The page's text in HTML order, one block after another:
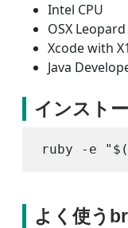
Intel CPU
OSX
Xcode with
Java
インスト
よく使う